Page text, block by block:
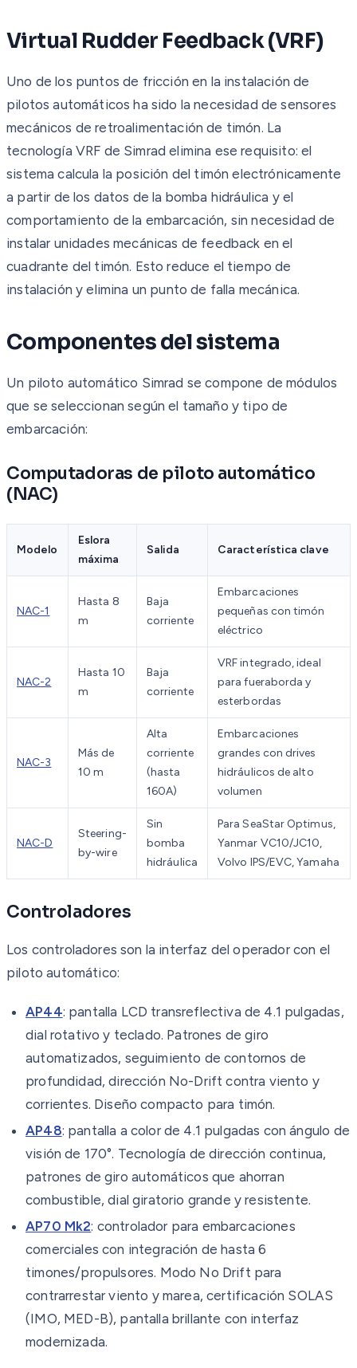
Virtual Rudder Feedback (VRF)
Uno de los puntos de fricción en la instalación de
pilotos automáticos ha sido la necesidad de sensores
mecánicos de retroalimentación de timón. La
tecnología VRF de Simrad elimina ese requisito: el
sistema calcula la posición del timón electrónicamente
a partir de los datos de la bomba hidráulica y el
comportamiento de la embarcación, sin necesidad de
instalar unidades mecánicas de feedback en el
cuadrante del timón. Esto reduce el tiempo de
instalación y elimina un punto de falla mecánica.
Componentes del sistema
Un piloto automático Simrad se compone de módulos
que se seleccionan según el tamaño y tipo de
embarcación:
Computadoras de piloto automático
(NAC)
Modelo
Eslora
máxima
Salida Característica clave
NAC-1
Hasta 8
m
Baja
corriente
Embarcaciones
pequeñas con timón
eléctrico
NAC-2
Hasta 10
m
Baja
corriente
VRF integrado, ideal
para fueraborda y
esterbordas
NAC-3
Más de
10 m
Alta
corriente
(hasta
160A)
Embarcaciones
grandes con drives
hidráulicos de alto
volumen
NAC-D
Steering-
by-wire
Sin
bomba
hidráulica
Para SeaStar Optimus,
Yanmar VC10/JC10,
Volvo IPS/EVC, Yamaha
Controladores
Los controladores son la interfaz del operador con el
piloto automático:
AP44: pantalla LCD transreflectiva de 4.1 pulgadas,
dial rotativo y teclado. Patrones de giro
automatizados, seguimiento de contornos de
profundidad, dirección No-Drift contra viento y
corrientes. Diseño compacto para timón.
AP48: pantalla a color de 4.1 pulgadas con ángulo de
visión de 170°. Tecnología de dirección continua,
patrones de giro automáticos que ahorran
combustible, dial giratorio grande y resistente.
AP70 Mk2: controlador para embarcaciones
comerciales con integración de hasta 6
timones/propulsores. Modo No Drift para
contrarrestar viento y marea, certificación SOLAS
(IMO, MED-B), pantalla brillante con interfaz
modernizada.